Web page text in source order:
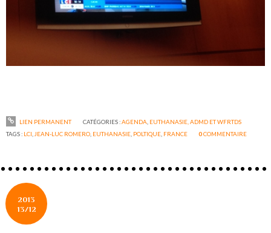
LIEN PERMANENT CATÉGORIES :AGENDA EUTHANASIE, ADMD ET WFRTDS
TAGS : LCI JEAN-LUC ROMERO EUTHANASIE POLTIQUE FRANCE 0COMMENTAIRE
2013
13/12